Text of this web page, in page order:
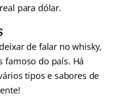
para dólar.
de falar no whisky,
famoso do país. Há
tipos e sabores de